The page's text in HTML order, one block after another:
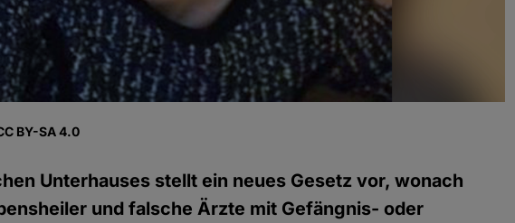
BY-SA 4.0
Unterhauses stellt ein neues Gesetz vor, wonach
und falsche Ärzte mit Gefängnis- oder